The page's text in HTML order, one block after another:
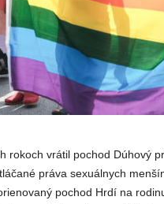
rokoch vrátil pochod Dúhový
práva sexuálnych
pochod Hrdí na